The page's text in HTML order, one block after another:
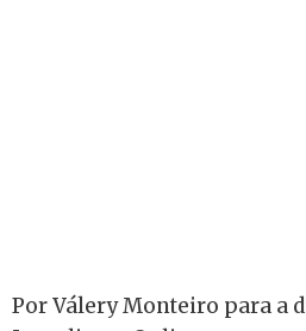
Por Válery Monteiro para a